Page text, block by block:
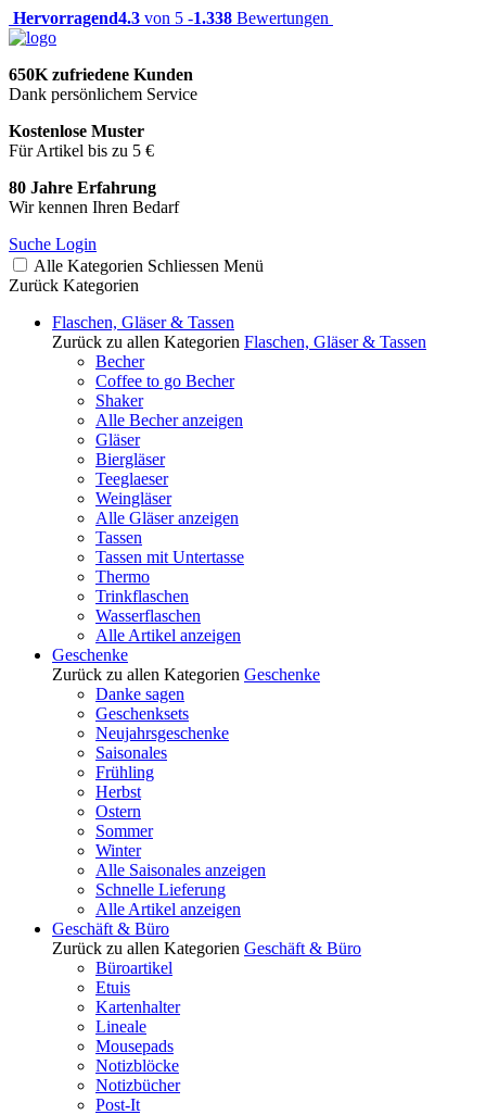
Hervorragend4.3 von 5 -1.338 Bewertungen
650K zufriedene Kunden
Dank persönlichem Service
Kostenlose Muster
Für Artikel bis zu 5 €
80 Jahre Erfahrung
Wir kennen Ihren Bedarf
Suche Login
Alle Kategorien Schliessen Menü
Zurück Kategorien
Flaschen, Gläser & Tassen
Zurück zu allen Kategorien Flaschen, Gläser & Tassen
Becher
Coffee to go Becher
Shaker
Alle Becher anzeigen
Gläser
Biergläser
Teeglaeser
Weingläser
Alle Gläser anzeigen
Tassen
Tassen mit Untertasse
Thermo
Trinkflaschen
Wasserflaschen
Alle Artikel anzeigen
Geschenke
Zurück zu allen Kategorien Geschenke
Danke sagen
Geschenksets
Neujahrsgeschenke
Saisonales
Frühling
Herbst
Ostern
Sommer
Winter
Alle Saisonales anzeigen
Schnelle Lieferung
Alle Artikel anzeigen
Geschäft & Büro
Zurück zu allen Kategorien Geschäft & Büro
Büroartikel
Etuis
Kartenhalter
Lineale
Mousepads
Notizblöcke
Notizbücher
Post-It